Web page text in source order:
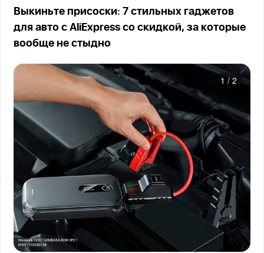
Выкиньте присоски: 7 стильных гаджетов
для авто с AliExpress со скидкой, за которые
вообще не стыдно
1 / 2